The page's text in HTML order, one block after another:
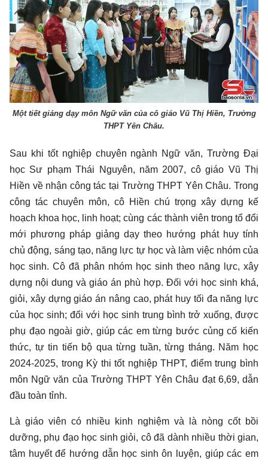
Một tiết giảng dạy môn Ngữ văn của cô giáo Vũ Thị Hiền, Trường
THPT Yên Châu.
Sau khi tốt nghiệp chuyên ngành Ngữ văn, Trường Đại
học Sư phạm Thái Nguyên, năm 2007, cô giáo Vũ Thị
Hiền về nhận công tác tại Trường THPT Yên Châu. Trong
công tác chuyên môn, cô Hiền chú trọng xây dựng kế
hoạch khoa học, linh hoạt; cùng các thành viên trong tổ đổi
mới phương pháp giảng dạy theo hướng phát huy tính
chủ động, sáng tạo, năng lực tự học và làm việc nhóm của
học sinh. Cô đã phân nhóm học sinh theo năng lực, xây
dựng nội dung và giáo án phù hợp. Đối với học sinh khá,
giỏi, xây dựng giáo án nâng cao, phát huy tối đa năng lực
của học sinh; đối với học sinh trung bình trở xuống, được
phụ đạo ngoài giờ, giúp các em từng bước củng cố kiến
thức, tự tin tiến bộ qua từng tuần, từng tháng. Năm học
2024-2025, trong Kỳ thi tốt nghiệp THPT, điểm trung bình
môn Ngữ văn của Trường THPT Yên Châu đạt 6,69, dẫn
đầu toàn tỉnh.
Là giáo viên có nhiều kinh nghiệm và là nòng cốt bồi
dưỡng, phụ đạo học sinh giỏi, cô đã dành nhiều thời gian,
tâm huyết để hướng dẫn học sinh ôn luyện, giúp các em